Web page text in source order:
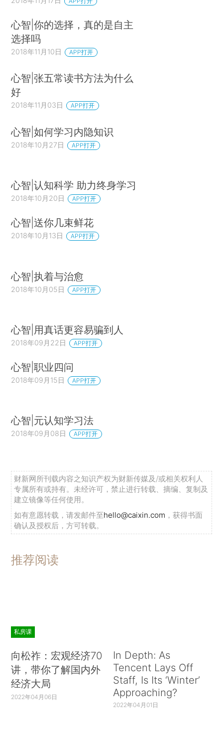
心智|你的选择，真的是自主
选择吗
2018年11月10日 APP打开
心智|张五常读书方法为什么
好
2018年11月03日 APP打开
心智|如何学习内隐知识
2018年10月27日 APP打开
心智|认知科学 助力终身学习
2018年10月20日 APP打开
心智|送你几束鲜花
2018年10月13日 APP打开
心智|执着与治愈
2018年10月05日 APP打开
心智|用真话更容易骗到人
2018年09月22日 APP打开
心智|职业四问
2018年09月15日 APP打开
心智|元认知学习法
2018年09月08日 APP打开
财新网所刊载内容之知识产权为财新传媒及/或相关权利人
专属所有或持有。未经许可，禁止进行转载、摘编、复制及
建立镜像等任何使用。
如有意愿转载，请发邮件至hello@caixin.com ，获得书面
确认及授权后，方可转载。
推荐阅读
私房课
向松祚：宏观经济70
讲，带你了解国内外
经济大局
2022年04月06日
In Depth: As
Tencent Lays Off
Staff, Is Its ‘Winter’
Approaching?
2022年04月01日